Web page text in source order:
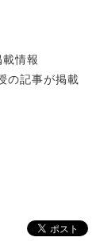
載情報
の記事が掲載